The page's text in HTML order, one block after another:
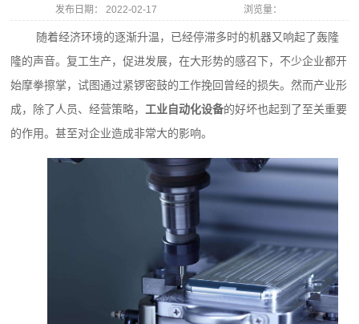
发布日期： 2022-02-17 浏览量：
随着经济环境的逐渐升温，已经停滞多时的机器又响起了轰隆
隆的声音。复工生产，促进发展，在大形势的感召下，不少企业都开
始摩拳擦掌，试图通过紧锣密鼓的工作挽回曾经的损失。然而产业形
成，除了人员、经营策略， 工业自动化设备的好坏也起到了至关重要
的作用。甚至对企业造成非常大的影响。